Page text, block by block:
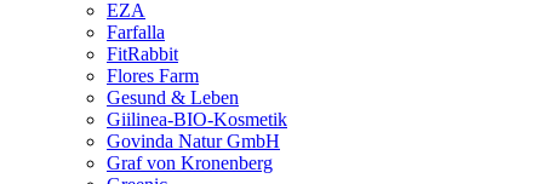
EZA
Farfalla
FitRabbit
Flores Farm
Gesund & Leben
Giilinea-BIO-Kosmetik
Govinda Natur GmbH
Graf von Kronenberg